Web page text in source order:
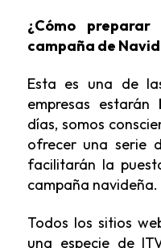
¿Cómo
campaña de
Esta es una de
empresas
días, somos
ofrecer una serie
facilitarán la
campaña navideña.
Todos los sitios
una especie de